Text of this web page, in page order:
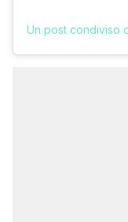
Un post condiviso